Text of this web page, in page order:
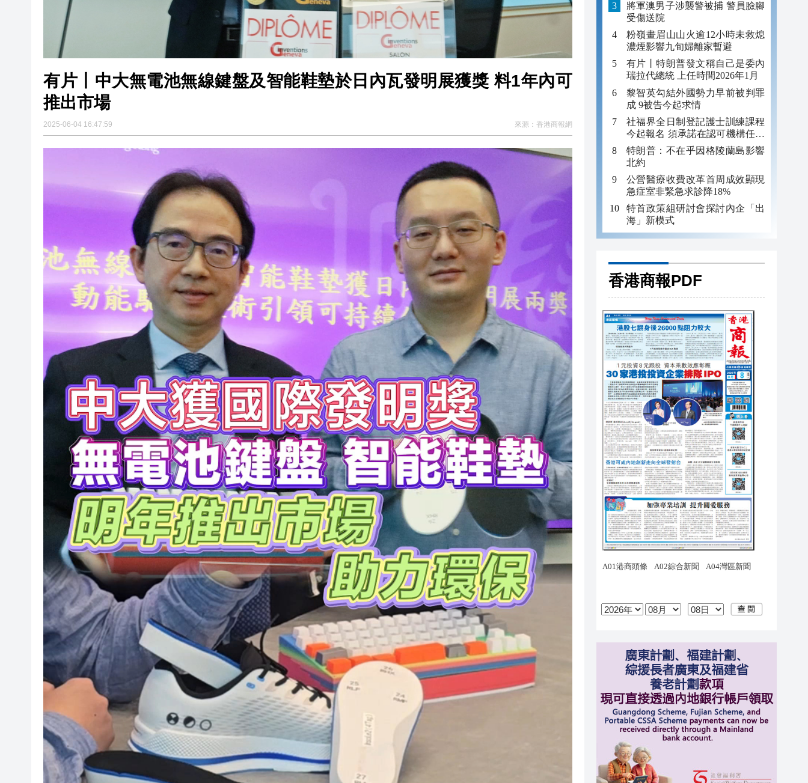
有片丨中大無電池無線鍵盤及智能鞋墊於日內瓦發明展獲獎 料1年內可
推出市場
2025-06-04 16:47:59 來源： 香港商報網
將軍澳男子涉襲警被捕 警員臉腳
受傷送院
粉嶺畫眉山山火逾12小時未救熄
濃煙影響九旬婦離家暫避
有片丨特朗普發文稱自己是委內
瑞拉代總統 上任時間2026年1月
黎智英勾結外國勢力早前被判罪
成 9被告今起求情
社福界全日制登記護士訓練課程
今起報名 須承諾在認可機構任職
至少三年
特朗普：不在乎因格陵蘭島影響
北約
公營醫療收費改革首周成效顯現
急症室非緊急求診降18%
特首政策組研討會探討內企「出
海」新模式
香港商報PDF